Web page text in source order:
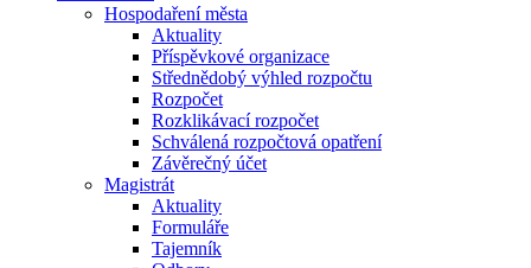
Hospodaření města
Aktuality
Příspěvkové organizace
Střednědobý výhled rozpočtu
Rozpočet
Rozklikávací rozpočet
Schválená rozpočtová opatření
Závěrečný účet
Magistrát
Aktuality
Formuláře
Tajemník